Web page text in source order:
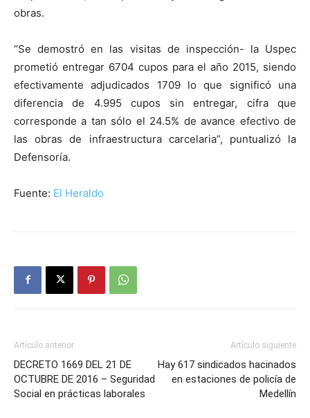
obras.
“Se demostró en las visitas de inspección- la Uspec
prometió entregar 6704 cupos para el año 2015, siendo
efectivamente adjudicados 1709 lo que significó una
diferencia de 4.995 cupos sin entregar, cifra que
corresponde a tan sólo el 24.5% de avance efectivo de
las obras de infraestructura carcelaria”, puntualizó la
Defensoría.
Fuente: El Heraldo
Artículo anterior
DECRETO 1669 DEL 21 DE
OCTUBRE DE 2016 – Seguridad
Social en prácticas laborales
Artículo siguiente
Hay 617 sindicados hacinados
en estaciones de policía de
Medellín